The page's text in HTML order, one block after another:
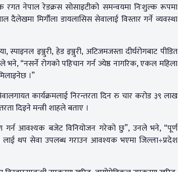
रगत नेपाल रेडक्रस सोसाइटीको समन्वयमा निःशुल्क रूपमा
मिर्गौला डायलासिस सेवालाई विस्तार गर्ने व्यवस्था
इञ्जुरी, हेड इञ्जुरी, अटिजमजस्ता दीर्घरोगबाट पीडित
“नसर्ने रोगको पहिचान गर्न ज्येष्ठ नागरिक, एकल महिला
।”
कार्यक्रमलाई निरन्तरता दिन रु चार करोड ३९ लाख
दिइने मन्त्री शाहले बताए ।
गर्न आवश्यक बजेट विनियोजन गरेको छु”, उनले भने, “पूर्ण
लाई थप सेवा उपलब्ध गराउन आवश्यक भएमा जिल्ला÷प्रदेश